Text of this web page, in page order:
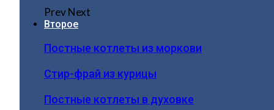
PrevNext
Второе
Постные котлеты из моркови
Стир-фрай из курицы
Постные котлеты в духовке